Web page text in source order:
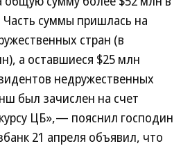
Часть суммы пришлась на
стран (в
а оставшиеся $25 млн
недружественных
был зачислен на cчет
ЦБ»,— пояснил господин
21 апреля объявил, что